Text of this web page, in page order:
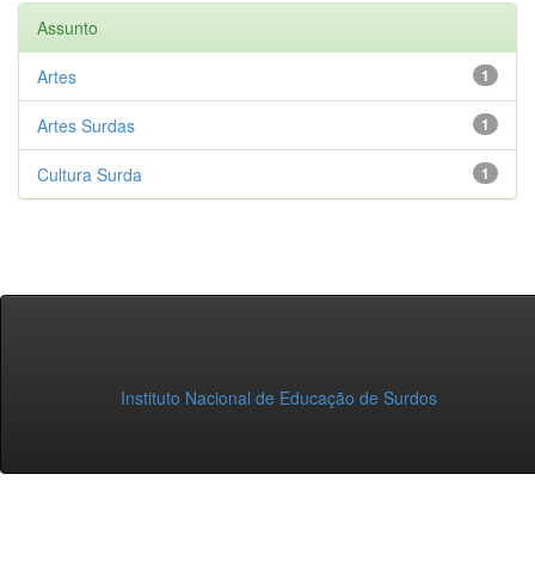
Assunto
1
Artes
1
Artes Surdas
1
Cultura Surda
Instituto Nacional de Educação de Surdos